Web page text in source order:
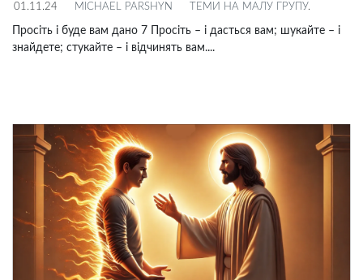
01.11.24 MICHAEL PARSHYN ТЕМИ НА МАЛУ ГРУПУ.
Просіть і буде вам дано 7 Просіть – і дасться вам; шукайте – і
знайдете; стукайте – і відчинять вам....